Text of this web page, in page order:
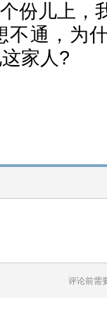
份儿上，
不通，为
家人?
评论前需